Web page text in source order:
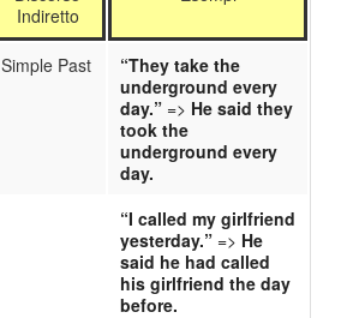
Indiretto
Simple Past
“They take the
underground every
day.” => He said they
took the
underground every
day.
“I called my girlfriend
yesterday.” => He
said he had called
his girlfriend the day
before.